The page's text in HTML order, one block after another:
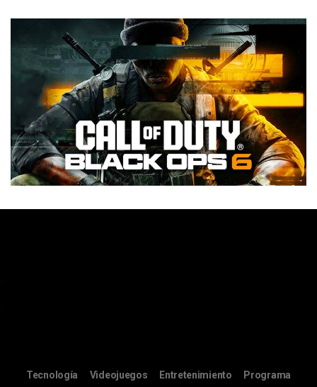
Tecnología Videojuegos Entretenimiento Programa